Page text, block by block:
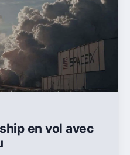
en vol avec